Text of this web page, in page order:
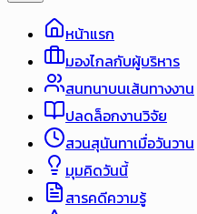
หน้าแรก
มองไกลกับผู้บริหาร
สนทนาบนเส้นทางงาน
ปลดล็อกงานวิจัย
สวนสุนันทาเมื่อวันวาน
มุมคิดวันนี้
สารคดีความรู้